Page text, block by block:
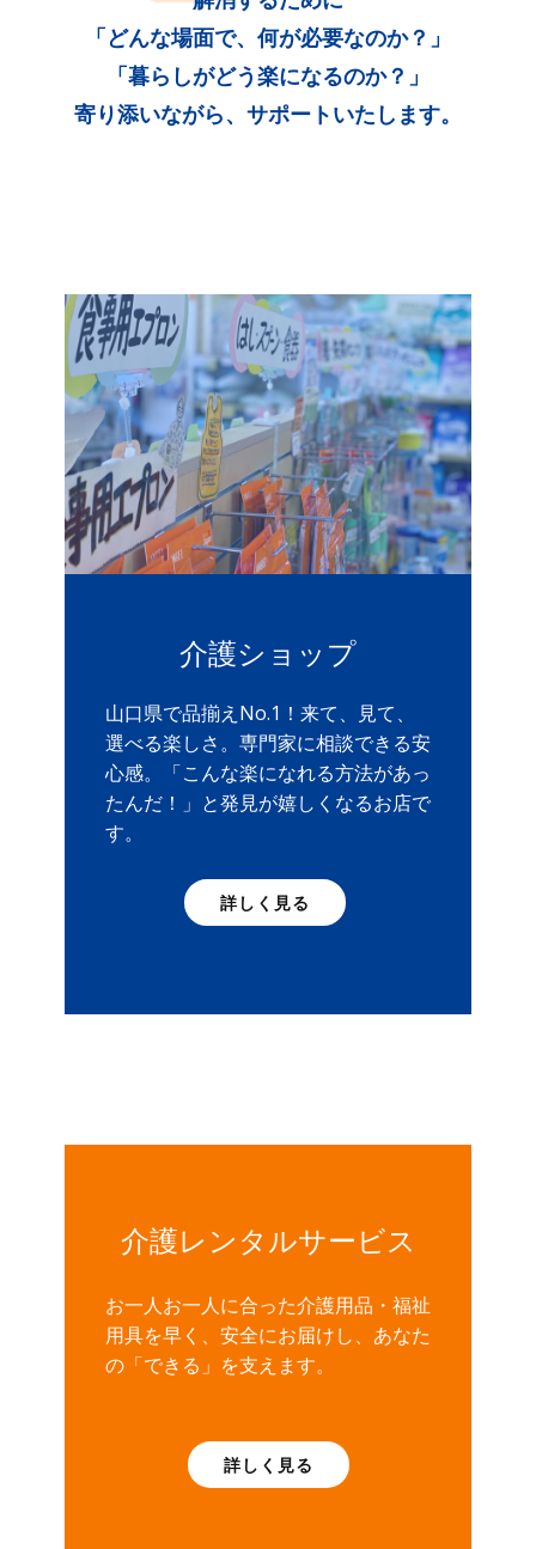
「どんな場面で、何が必要なのか？」
「暮らしがどう楽になるのか？」
寄り添いながら、サポートいたします。
介護ショップ
山口県で品揃えNo.1！来て、見て、
選べる楽しさ。専門家に相談できる安
心感。「こんな楽になれる方法があっ
たんだ！」と発見が嬉しくなるお店で
す。
詳しく見る
介護レンタルサービス
お一人お一人に合った介護用品・福祉
用具を早く、安全にお届けし、あなた
の「できる」を支えます。
詳しく見る